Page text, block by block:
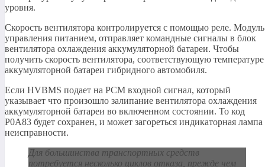
уровня.
Скорость вентилятора контролируется с помощью реле. Модуль
управления питанием, отправляет командные сигналы в блок
вентилятора охлаждения аккумуляторной батареи. Чтобы
получить скорость вентилятора, соответствующую температуре
аккумуляторной батареи гибридного автомобиля.
Если HVBMS подает на PCM входной сигнал, который
указывает что произошло залипание вентилятора охлаждения
аккумуляторной батареи во включенном состоянии. То код
P0A83 будет сохранен, и может загореться индикаторная лампа
неисправности.
Для большинства транспортных средств
потребуется несколько циклов отказа, прежде чем